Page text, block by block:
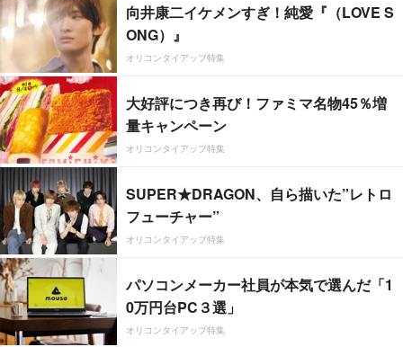
向井康二イケメンすぎ！純愛『（LOVE S
ONG）』
オリコンタイアップ特集
大好評につき再び！ファミマ名物45％増
量キャンペーン
オリコンタイアップ特集
SUPER★DRAGON、自ら描いた”レトロ
フューチャー”
オリコンタイアップ特集
パソコンメーカー社員が本気で選んだ「1
0万円台PC３選」
オリコンタイアップ特集